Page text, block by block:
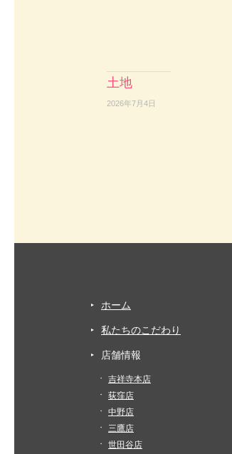
土地
2026年7月4日
ホーム
私たちのこだわり
店舗情報
吉祥寺本店
荻窪店
中野店
三鷹店
世田谷店